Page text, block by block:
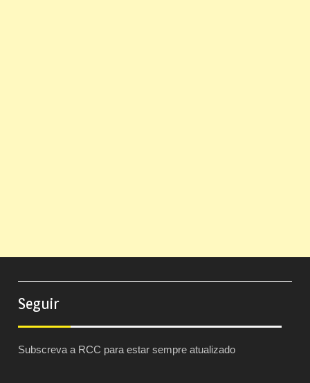
Seguir
Subscreva a RCC para estar sempre atualizado